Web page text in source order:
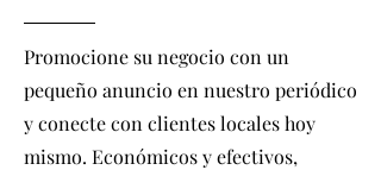
Promocione su negocio con un
pequeño anuncio en nuestro periódico
y conecte con clientes locales hoy
mismo. Económicos y efectivos,